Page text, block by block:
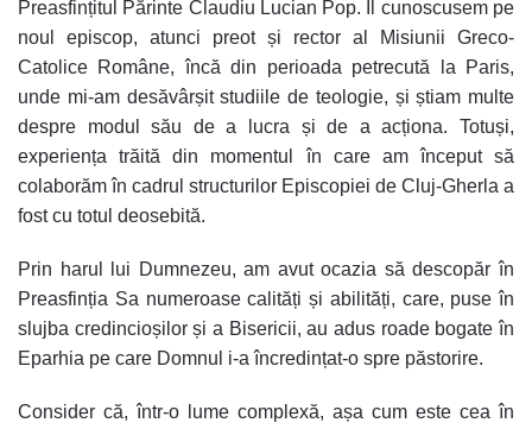
Preasfințitul Părinte Claudiu Lucian Pop. Îl cunoscusem pe
noul episcop, atunci preot și rector al Misiunii Greco-
Catolice Române, încă din perioada petrecută la Paris,
unde mi-am desăvârșit studiile de teologie, și știam multe
despre modul său de a lucra și de a acționa. Totuși,
experiența trăită din momentul în care am început să
colaborăm în cadrul structurilor Episcopiei de Cluj-Gherla a
fost cu totul deosebită.
Prin harul lui Dumnezeu, am avut ocazia să descopăr în
Preasfinția Sa numeroase calități și abilități, care, puse în
slujba credincioșilor și a Bisericii, au adus roade bogate în
Eparhia pe care Domnul i-a încredințat-o spre păstorire.
Consider că, într-o lume complexă, așa cum este cea în